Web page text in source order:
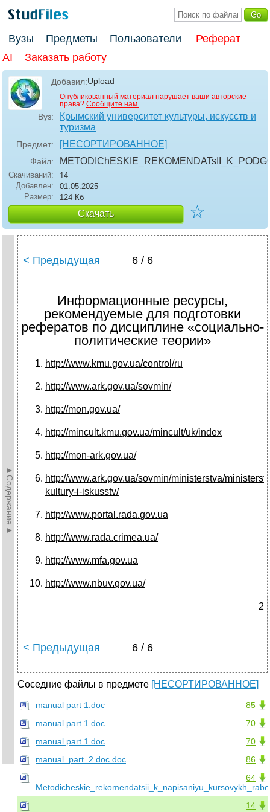
Вузы Предметы Пользователи
Реферат
AI
Заказать работу
Добавил:Upload
Опубликованный материал нарушает ваши авторские
права? Сообщите нам.
Вуз:
Крымский университет культуры, искусств и
туризма
Предмет: [НЕСОРТИРОВАННОЕ]
Файл:
Скачиваний:
14
Добавлен:
01.05.2025
Размер:
124 Кб
Скачать ☆
►Содержание►
< Предыдущая 6 / 6
Информационные ресурсы,
рекомендуемые для подготовки
рефератов по дисциплине «социально-
политические теории»
http://www.kmu.gov.ua/control /ru
http://www.ark.gov.ua/sovmin/
http://mon.gov.ua/
http://mincult.kmu.gov.ua/mincult/uk/index
http://mon-ark.gov.ua/
http://www.ark.gov.ua/sovmin/ministerstva/
kultury-i-iskusstv/
http://www.portal .rada.gov.ua
http://www.rada.crimea.ua/
http://www.mfa.gov.ua
http://www.nbuv.gov.ua/
2
< Предыдущая 6 / 6
Соседние файлы в предмете [НЕСОРТИРОВАННОЕ]
85
manual part 1.doc
70
manual part 1.doc
70
manual part 1.doc
86
manual_part_2.doc.doc
64
14